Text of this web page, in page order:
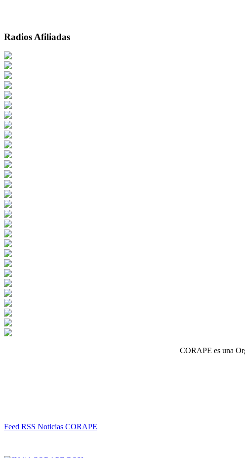
Radios Afiliadas
CORAPE es una
Feed RSS Noticias CORAPE